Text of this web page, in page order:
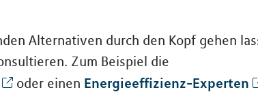
Alternativen durch den Kopf gehen
Zum Beispiel die
oder einen Energieeffizienz-Experten